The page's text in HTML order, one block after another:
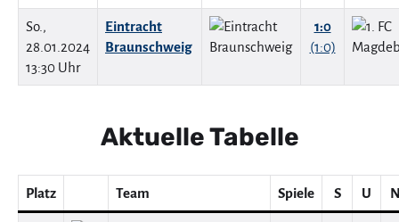
So.,
28.01.2024
13:30 Uhr
Eintracht
Braunschweig
1:0
(1:0)
Aktuelle Tabelle
Platz Team Spiele S U